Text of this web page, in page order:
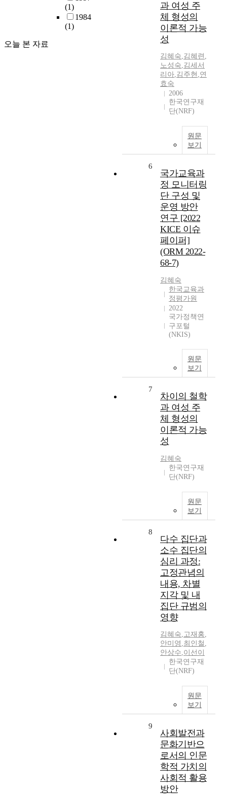
(1)
1984
(1)
오늘 본 자료
과 여성 주
체 형성의
이론적 가능
성
김혜숙,김혜련 ,
노성숙,김세서
리아,김주현 ,연
효숙
2006
한국연구재
단(NRF)
원문
보기
6
국가교육과
정 모니터링
단 구성 및
운영 방안
연구 [2022
KICE 이슈
페이퍼]
(ORM 2022-
68-7)
김혜숙
한국교육과
정평가원
2022
국가정책연
구포털
(NKIS)
원문
보기
7
차이의 철학
과 여성 주
체 형성의
이론적 가능
성
김혜숙
한국연구재
단(NRF)
원문
보기
8
다수 집단과
소수 집단의
심리 과정:
고정관념의
내용, 차별
지각 및 내
집단 규범의
영향
김혜숙,고재홍,
안미영 ,최인철 ,
안상수,이선이
한국연구재
단(NRF)
원문
보기
9
사회발전과
문화기반으
로서의 인문
학적 가치의
사회적 활용
방안